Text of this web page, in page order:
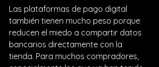
Las plataformas de pago digital
también tienen mucho peso porque
reducen el miedo a compartir datos
bancarios directamente con la
tienda. Para muchos compradores,